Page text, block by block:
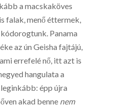
a macskaköves
falak, menő éttermek,
Panama
az ún Geisha fajtájú,
errefelé nő, itt azt is
hangulata a
épp újra
akad benne nem